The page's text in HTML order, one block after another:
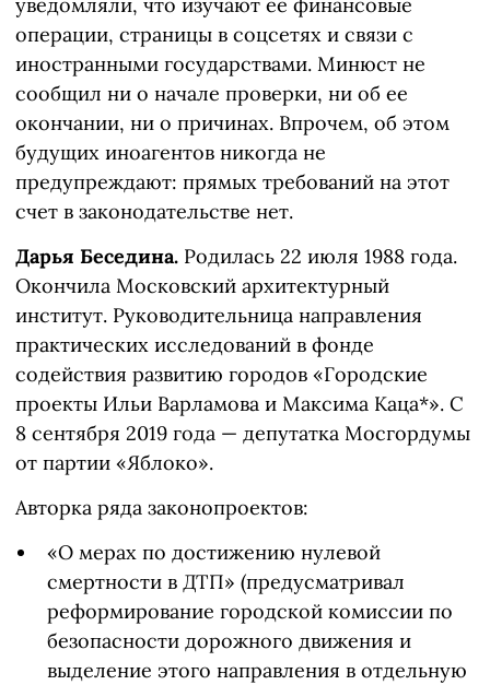
уведомляли, что изучают ее финансовые
операции, страницы в соцсетях и связи с
иностранными государствами. Минюст не
сообщил ни о начале проверки, ни об ее
окончании, ни о причинах. Впрочем, об этом
будущих иноагентов никогда не
предупреждают: прямых требований на этот
счет в законодательстве нет.
Дарья Беседина. Родилась 22 июля 1988 года.
Окончила Московский архитектурный
институт. Руководительница направления
практических исследований в фонде
содействия развитию городов «Городские
проекты Ильи Варламова и Максима Каца*». С
8 сентября 2019 года — депутатка Мосгордумы
от партии «Яблоко».
Авторка ряда законопроектов:
«О мерах по достижению нулевой
смертности в ДТП» (предусматривал
реформирование городской комиссии по
безопасности дорожного движения и
выделение этого направления в отдельную